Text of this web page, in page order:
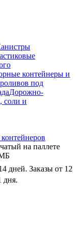
контейнеры и
под
Дорожно-
соли и
на паллете
дней. Заказы от 12
дня.